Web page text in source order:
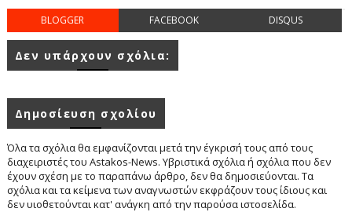
BLOGGER FACEBOOK DISQUS
Δεν υπάρχουν σχόλια:
Δημοσίευση σχολίου
Όλα τα σχόλια θα εμφανίζονται μετά την έγκρισή τους από τους
διαχειριστές του Astakos-News. Υβριστικά σχόλια ή σχόλια που δεν
έχουν σχέση με το παραπάνω άρθρο, δεν θα δημοσιεύονται. Τα
σχόλια και τα κείμενα των αναγνωστών εκφράζουν τους ίδιους και
δεν υιοθετούνται κατ' ανάγκη από την παρούσα ιστοσελίδα.